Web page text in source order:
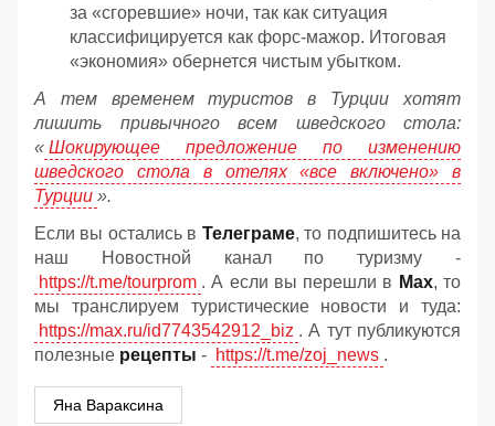
за «сгоревшие» ночи, так как ситуация
классифицируется как форс-мажор. Итоговая
«экономия» обернется чистым убытком.
А тем временем туристов в Турции хотят
лишить привычного всем шведского стола:
« Шокирующее предложение по изменению
шведского стола в отелях «все включено» в
Турции ».
Если вы остались в Телеграме, то подпишитесь на
наш Новостной канал по туризму -
https://t.me/tourprom . А если вы перешли в Мах, то
мы транслируем туристические новости и туда:
https://max.ru/id7743542912_biz . А тут публикуются
полезные рецепты - https://t.me/zoj_news .
Яна Вараксина